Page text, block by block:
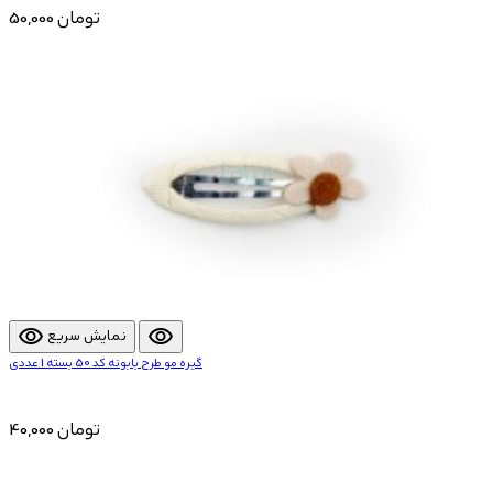
50,000 تومان
visibility نمایش سریع visibility
گیره مو طرح بابونه کد 50 بسته 1 عددی
40,000 تومان